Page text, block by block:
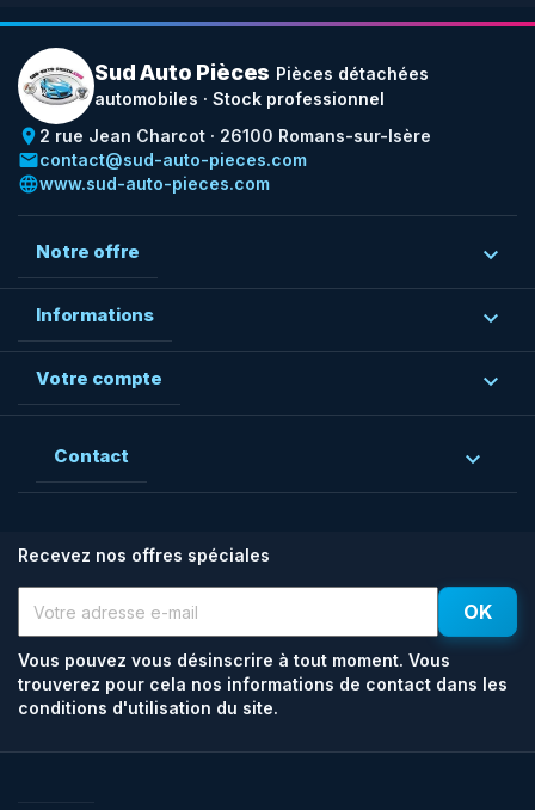
Sud Auto Pièces Pièces détachées
automobiles · Stock professionnel
place 2 rue Jean Charcot · 26100 Romans-sur-Isère
emailcontact@sud-auto-pieces.com
languagewww.sud-auto-pieces.com
Notre offre 
Informations 
Votre compte 
Contact 
Recevez nos offres spéciales
Vous pouvez vous désinscrire à tout moment. Vous
trouverez pour cela nos informations de contact dans les
conditions d'utilisation du site.